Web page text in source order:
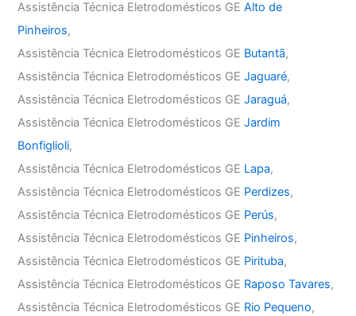
Assistência Técnica Eletrodomésticos GEAlto de
Pinheiros,
Assistência Técnica Eletrodomésticos GE Butantã,
Assistência Técnica Eletrodomésticos GEJaguaré,
Assistência Técnica Eletrodomésticos GEJaraguá,
Assistência Técnica Eletrodomésticos GEJardim
Bonfiglioli,
Assistência Técnica Eletrodomésticos GE Lapa,
Assistência Técnica Eletrodomésticos GE Perdizes,
Assistência Técnica Eletrodomésticos GE Perús,
Assistência Técnica Eletrodomésticos GE Pinheiros,
Assistência Técnica Eletrodomésticos GE Pirituba,
Assistência Técnica Eletrodomésticos GE Raposo Tavares,
Assistência Técnica Eletrodomésticos GE Rio Pequeno,